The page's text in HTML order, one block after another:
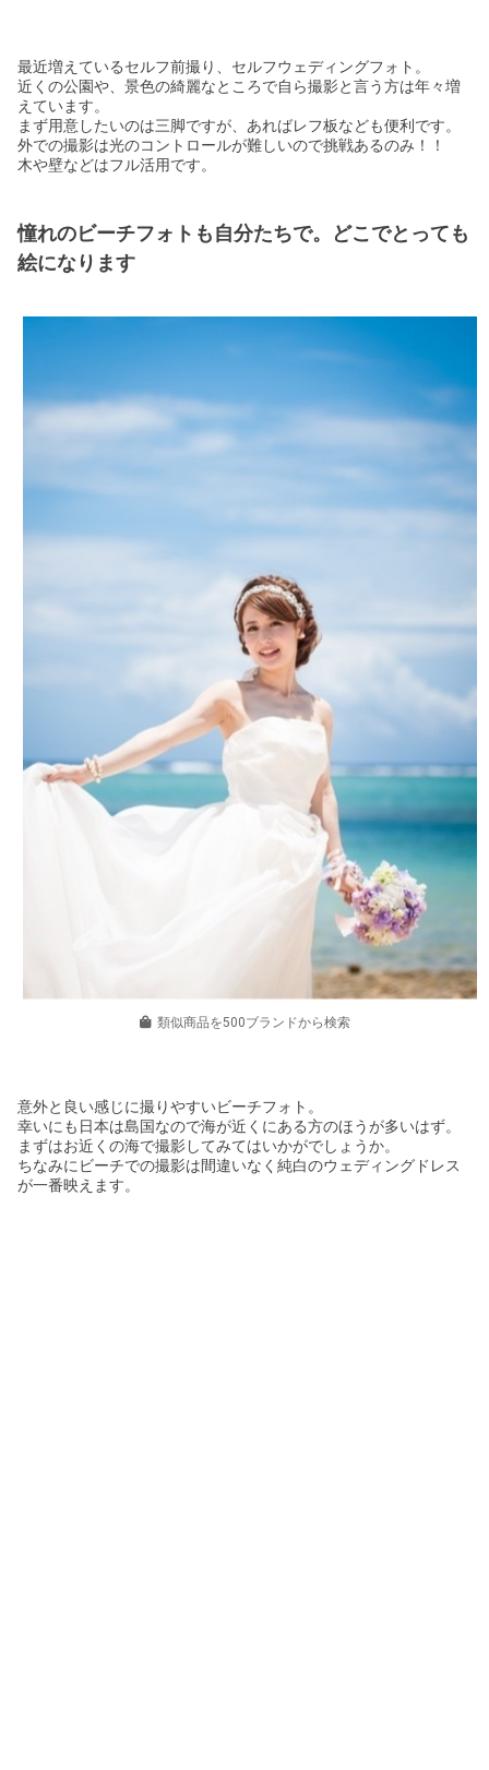
最近増えているセルフ前撮り、セルフウェディングフォト。
近くの公園や、景色の綺麗なところで自ら撮影と言う方は年々増
えています。
まず用意したいのは三脚ですが、あればレフ板なども便利です。
外での撮影は光のコントロールが難しいので挑戦あるのみ！！
木や壁などはフル活用です。
憧れのビーチフォトも自分たちで。どこでとっても
絵になります
類似商品を500ブランドから検索
意外と良い感じに撮りやすいビーチフォト。
幸いにも日本は島国なので海が近くにある方のほうが多いはず。
まずはお近くの海で撮影してみてはいかがでしょうか。
ちなみにビーチでの撮影は間違いなく純白のウェディングドレス
が一番映えます。